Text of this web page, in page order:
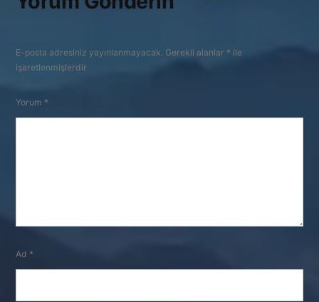
E-posta adresiniz yayınlanmayacak. Gerekli alanlar * ile
işaretlenmişlerdir
Yorum *
Ad *